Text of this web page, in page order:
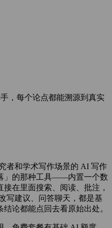
，每个论点都能溯源到真实
者和学术写作场景的 AI 写作
」的那种工具——内置一个数
在里面搜索、阅读、批注，
写建议、问答聊天，都是基
论都能点回去看原始出处。